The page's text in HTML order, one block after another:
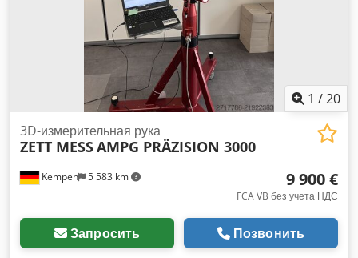
приёмки продукции и для промышленного контроля
качества. Возможен осмотр оборудования под
напряжением по предварительной договорённости.
Возможны изменения и ошибки в технических данных, а
также промежуточная продажа!
манипулятора: 17.04.2024. Дата калибровки лазерного
сканера: 12.04.2024. В комплект входят: лазерный щуп
FARO LLP HD, транспортировочный кейс, штатив и
аксессуары. Документация имеется. Возможен осмотр на
месте. Dwodpoztduisfx An Noa
1 /20
Kempen 5 583 km
3D-измерительная рука
ZETT MESSAMPG PRÄZISION 3000
9 900 €
FCA VB без учета НДС
Запросить Позвонить